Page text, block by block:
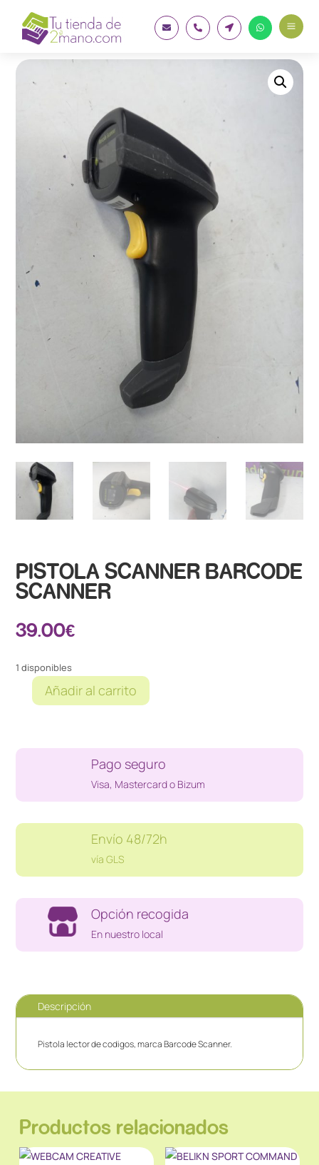
    a
PISTOLA SCANNER BARCODE
SCANNER
39.00€
1 disponibles
PISTOLA
SCANNER
Añadir al carrito
Pago seguro
Visa, Mastercard o Bizum
Envío 48/72h
vía GLS
Opción recogida
En nuestro local
Descripción
Pistola lector de codigos, marca Barcode Scanner.
Productos relacionados